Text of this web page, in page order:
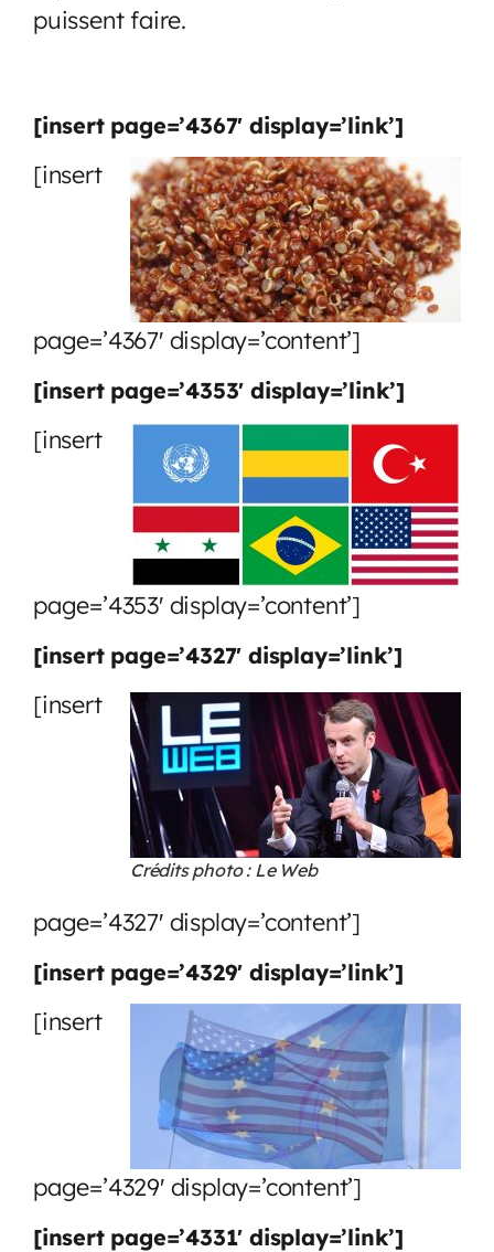
puissent faire.
[insert page=’4367′ display=’link’]
[insert
page=’4367′ display=’content’]
[insert page=’4353′ display=’link’]
[insert
page=’4353′ display=’content’]
[insert page=’4327′ display=’link’]
Crédits photo : Le Web
[insert
page=’4327′ display=’content’]
[insert page=’4329′ display=’link’]
[insert
page=’4329′ display=’content’]
[insert page=’4331′ display=’link’]